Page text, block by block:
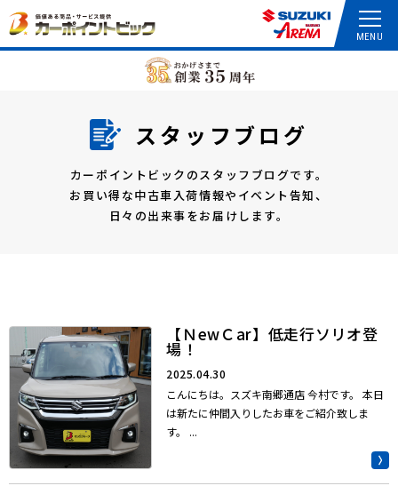
スタッフブログ
カーポイントビックのスタッフブログです。
お買い得な中古車入荷情報やイベント告知、
日々の出来事をお届けします。
【ＮewＣar】低走行ソリオ登
場！
2025.04.30
こんにちは。スズキ南郷通店 今村です。 本日
は新たに仲間入りしたお車をご紹介致しま
す。 ...